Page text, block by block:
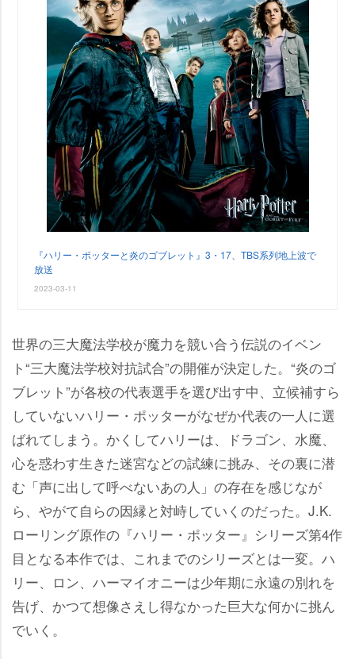
『ハリー・ポッターと炎のゴブレット』3・17、TBS系列地上波で
放送
2023-03-11
世界の三大魔法学校が魔力を競い合う伝説のイベン
ト“三大魔法学校対抗試合”の開催が決定した。“炎のゴ
ブレット”が各校の代表選手を選び出す中、立候補すら
していないハリー・ポッターがなぜか代表の一人に選
ばれてしまう。かくしてハリーは、ドラゴン、水魔、
心を惑わす生きた迷宮などの試練に挑み、その裏に潜
む「声に出して呼べないあの人」の存在を感じなが
ら、やがて自らの因縁と対峙していくのだった。J.K.
ローリング原作の『ハリー・ポッター』シリーズ第4作
目となる本作では、これまでのシリーズとは一変。ハ
リー、ロン、ハーマイオニーは少年期に永遠の別れを
告げ、かつて想像さえし得なかった巨大な何かに挑ん
でいく。